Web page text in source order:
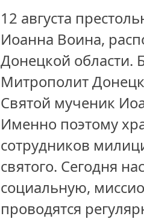
12 августа
Иоанна Воина,
Донецкой области.
Митрополит
Святой мученик
Именно поэтому
сотрудников
святого. Сегодня
социальную,
проводятся